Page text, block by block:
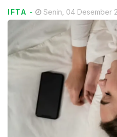
IFTA - Senin, 04 Desember